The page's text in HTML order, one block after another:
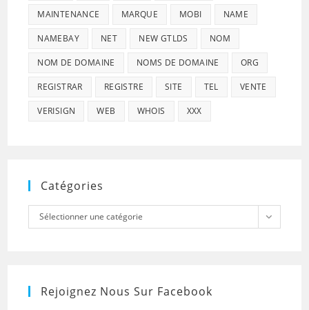
MAINTENANCE MARQUE MOBI NAME
NAMEBAY NET NEW GTLDS NOM
NOM DE DOMAINE NOMS DE DOMAINE ORG
REGISTRAR REGISTRE SITE TEL VENTE
VERISIGN WEB WHOIS XXX
Catégories
Catégories
Sélectionner une catégorie
Rejoignez Nous Sur Facebook